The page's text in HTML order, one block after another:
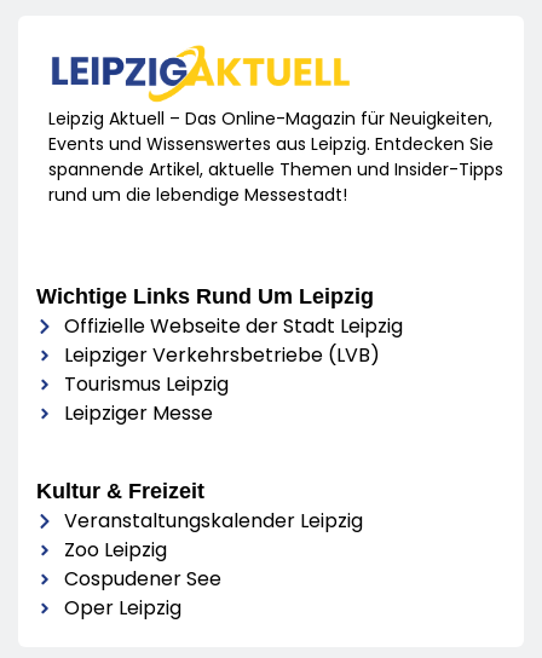
Leipzig Aktuell – Das Online-Magazin für Neuigkeiten,
Events und Wissenswertes aus Leipzig. Entdecken Sie
spannende Artikel, aktuelle Themen und Insider-Tipps
rund um die lebendige Messestadt!
Wichtige Links Rund Um Leipzig
Offizielle Webseite der Stadt Leipzig
Leipziger Verkehrsbetriebe (LVB)
Tourismus Leipzig
Leipziger Messe
Kultur & Freizeit
Veranstaltungskalender Leipzig
Zoo Leipzig
Cospudener See
Oper Leipzig